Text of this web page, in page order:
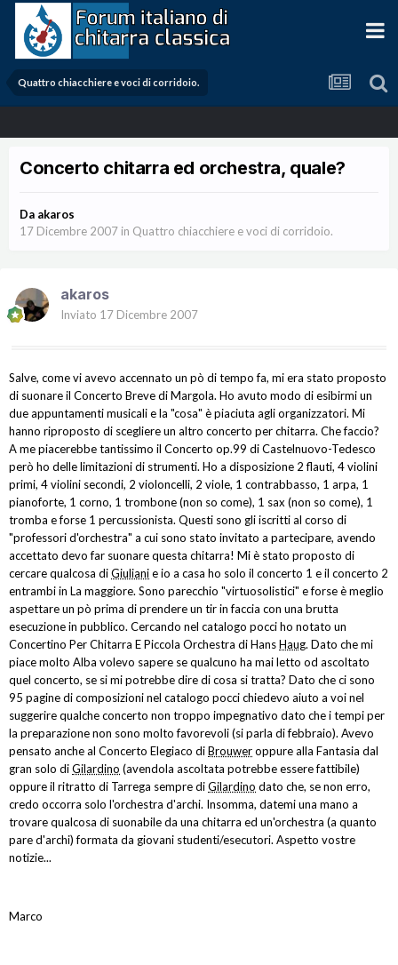
Quattro chiacchiere e voci di corridoio.
Concerto chitarra ed orchestra, quale?
Da akaros
17 Dicembre 2007 in Quattro chiacchiere e voci di corridoio.
akaros
Inviato 17 Dicembre 2007
Salve, come vi avevo accennato un pò di tempo fa, mi era stato proposto
di suonare il Concerto Breve di Margola. Ho avuto modo di esibirmi un
due appuntamenti musicali e la "cosa" è piaciuta agli organizzatori. Mi
hanno riproposto di scegliere un altro concerto per chitarra. Che faccio?
A me piacerebbe tantissimo il Concerto op.99 di Castelnuovo-Tedesco
però ho delle limitazioni di strumenti. Ho a disposizione 2 flauti, 4 violini
primi, 4 violini secondi, 2 violoncelli, 2 viole, 1 contrabbasso, 1 arpa, 1
pianoforte, 1 corno, 1 trombone (non so come), 1 sax (non so come), 1
tromba e forse 1 percussionista. Questi sono gli iscritti al corso di
"professori d'orchestra" a cui sono stato invitato a partecipare, avendo
accettato devo far suonare questa chitarra! Mi è stato proposto di
cercare qualcosa diGiulianie io a casa ho solo il concerto 1 e il concerto 2
entrambi in La maggiore. Sono parecchio "virtuosolistici" e forse è meglio
aspettare un pò prima di prendere un tir in faccia con una brutta
esecuzione in pubblico. Cercando nel catalogo pocci ho notato un
Concertino Per Chitarra E Piccola Orchestra di HansHaug. Dato che mi
piace molto Alba volevo sapere se qualcuno ha mai letto od ascoltato
quel concerto, se si mi potrebbe dire di cosa si tratta? Dato che ci sono
95 pagine di composizioni nel catalogo pocci chiedevo aiuto a voi nel
suggerire qualche concerto non troppo impegnativo dato che i tempi per
la preparazione non sono molto favorevoli (si parla di febbraio). Avevo
pensato anche al Concerto Elegiaco diBrouweroppure alla Fantasia dal
gran solo diGilardino (avendola ascoltata potrebbe essere fattibile)
oppure il ritratto di Tarrega sempre diGilardino dato che, se non erro,
credo occorra solo l'orchestra d'archi. Insomma, datemi una mano a
trovare qualcosa di suonabile da una chitarra ed un'orchestra (a quanto
pare d'archi) formata da giovani studenti/esecutori. Aspetto vostre
notizie...
Marco